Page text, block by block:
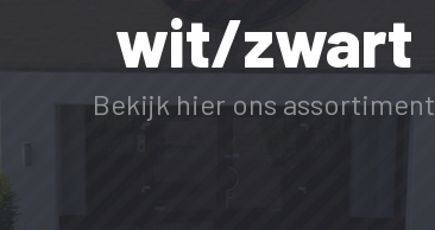
wit/zwart
Bekijk hier ons assortiment